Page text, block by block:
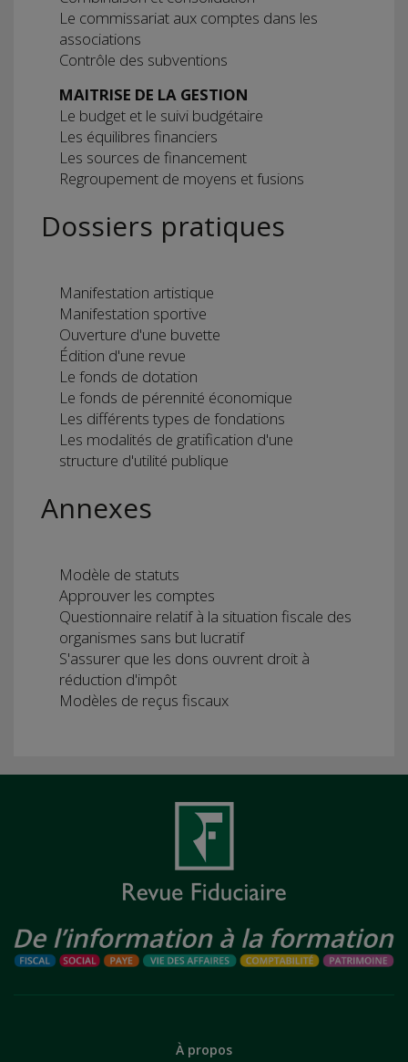
Le commissariat aux comptes dans les
associations
Contrôle des subventions
MAITRISE DE LA GESTION
Le budget et le suivi budgétaire
Les équilibres financiers
Les sources de financement
Regroupement de moyens et fusions
Dossiers pratiques
Manifestation artistique
Manifestation sportive
Ouverture d'une buvette
Édition d'une revue
Le fonds de dotation
Le fonds de pérennité économique
Les différents types de fondations
Les modalités de gratification d'une
structure d'utilité publique
Annexes
Modèle de statuts
Approuver les comptes
Questionnaire relatif à la situation fiscale des
organismes sans but lucratif
S'assurer que les dons ouvrent droit à
réduction d'impôt
Modèles de reçus fiscaux
À propos